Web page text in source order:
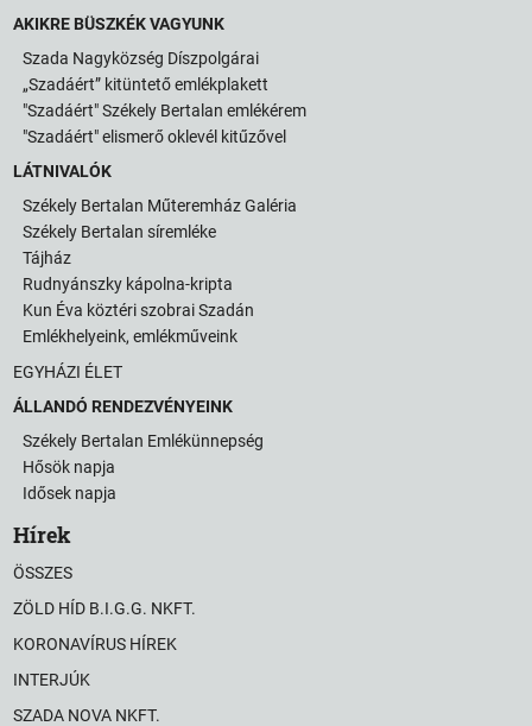
AKIKRE BÜSZKÉK VAGYUNK
Szada Nagyközség Díszpolgárai
„Szadáért” kitüntető emlékplakett
"Szadáért" Székely Bertalan emlékérem
"Szadáért" elismerő oklevél kitűzővel
LÁTNIVALÓK
Székely Bertalan Műteremház Galéria
Székely Bertalan síremléke
Tájház
Rudnyánszky kápolna-kripta
Kun Éva köztéri szobrai Szadán
Emlékhelyeink, emlékműveink
EGYHÁZI ÉLET
ÁLLANDÓ RENDEZVÉNYEINK
Székely Bertalan Emlékünnepség
Hősök napja
Idősek napja
Hírek
ÖSSZES
ZÖLD HÍD B.I.G.G. NKFT.
KORONAVÍRUS HÍREK
INTERJÚK
SZADA NOVA NKFT.